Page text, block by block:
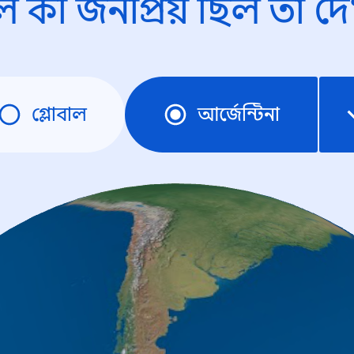
কী জনপ্রিয় ছিল তা
গ্লোবাল আর্জেন্টিনা